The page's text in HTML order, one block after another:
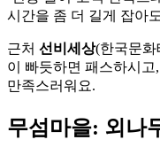
시간을 좀 더 길게 잡아
근처 선비세상(한국문화
이 빠듯하면 패스하시고
만족스러워요.
무섬마을: 외나